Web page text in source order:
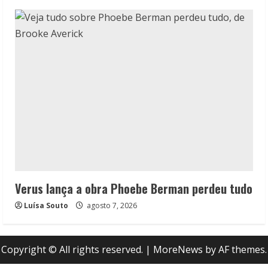
Verus lança a obra Phoebe Berman perdeu tudo
Luísa Souto agosto 7, 2026
Copyright © All rights reserved. | MoreNews by AF themes.